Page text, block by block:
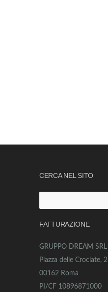
CERCA NEL SITO
per:
FATTURAZIONE
GRUPPO DREAM SRL
Piazza delle Crociate, 2
00162 Roma
PI/CF 10896871000